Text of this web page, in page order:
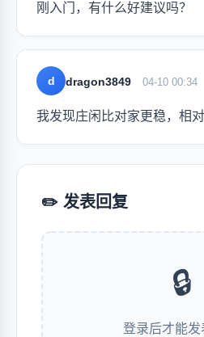
刚入门，有什么好建议吗？
d dragon3849 04-10 00:34
我发现庄闲比对家更稳，相对
✏️ 发表回复
🔒
登录后才能发